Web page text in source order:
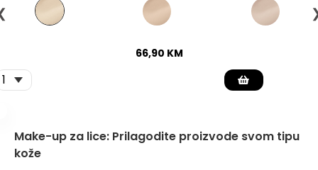
66,90 KM
Make-up za lice: Prilagodite proizvode svom tipu
kože